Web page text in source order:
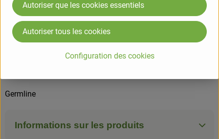
Prêt en 5 jours
Idéal pour vos nouilles asiatiques
100 % haricot mungoingrédients issus de l'agriculture
Germline
Informations sur les produits
Configuration des cookies
Autoriser que les cookies essentiels
Autoriser tous les cookies